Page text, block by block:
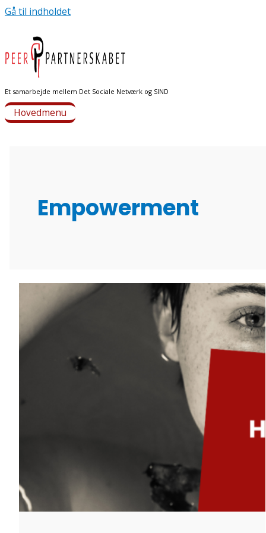
Gå til indholdet
Et samarbejde mellem Det Sociale Netværk og SIND
Hovedmenu
Empowerment